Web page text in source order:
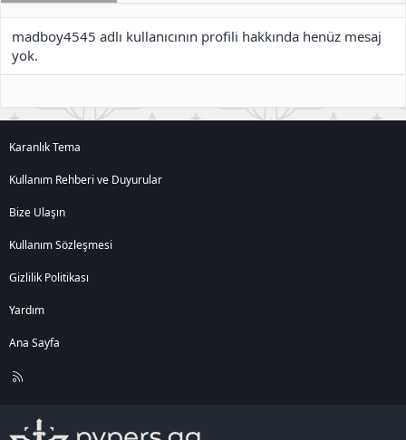
madboy4545 adlı kullanıcının profili hakkında henüz mesaj
yok.
Karanlık Tema
Kullanım Rehberi ve Duyurular
Bize Ulaşın
Kullanım Sözleşmesi
Gizlilik Politikası
Yardım
Ana Sayfa
R